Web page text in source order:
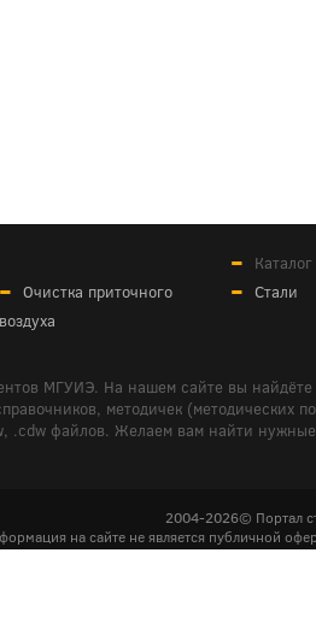
Очистка приточного
воздуха
Стали
МГУИЭ. На нашем сайте вы
методичек (методических
файлов. Желаем вам найти
2004-2026© Портал
на сайте не является публичной